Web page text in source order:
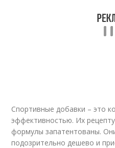
Спортивные добавки – это
эффективностью. Их
формулы запатентованы.
подозрительно дешево и